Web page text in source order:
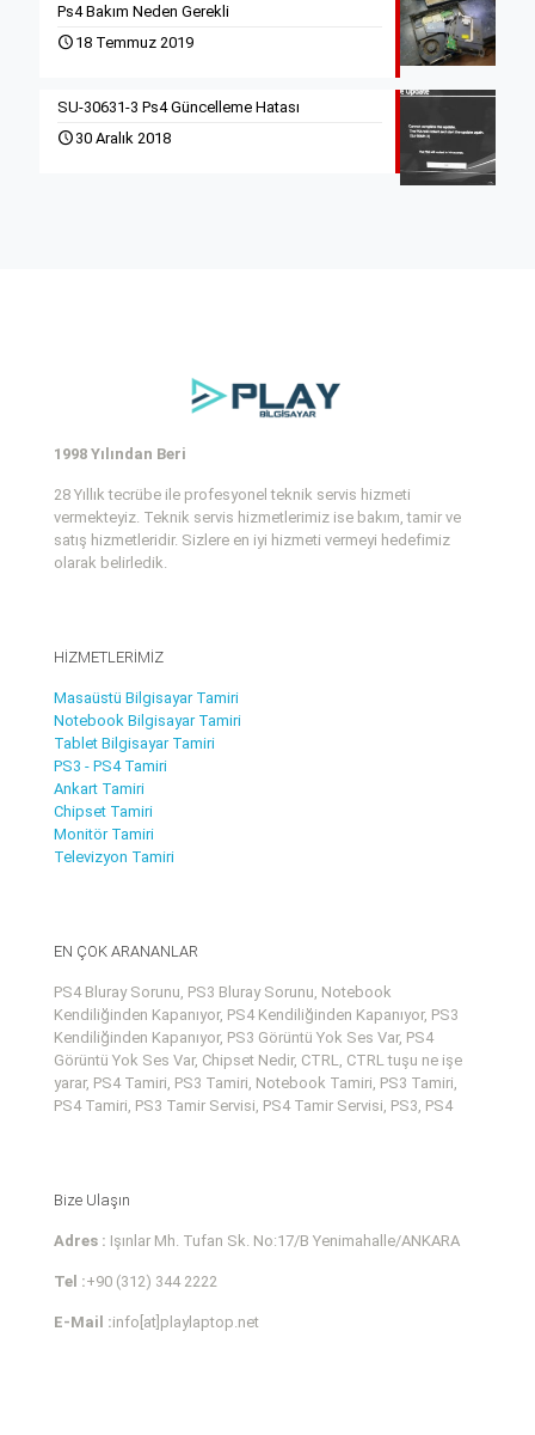
Ps4 Bakım Neden Gerekli
18 Temmuz 2019
SU-30631-3 Ps4 Güncelleme Hatası
30 Aralık 2018
1998 Yılından Beri
28 Yıllık tecrübe ile profesyonel teknik servis hizmeti
vermekteyiz. Teknik servis hizmetlerimiz ise bakım, tamir ve
satış hizmetleridir. Sizlere en iyi hizmeti vermeyi hedefimiz
olarak belirledik.
HİZMETLERİMİZ
Masaüstü Bilgisayar Tamiri
Notebook Bilgisayar Tamiri
Tablet Bilgisayar Tamiri
PS3 - PS4 Tamiri
Ankart Tamiri
Chipset Tamiri
Monitör Tamiri
Televizyon Tamiri
EN ÇOK ARANANLAR
PS4 Bluray Sorunu, PS3 Bluray Sorunu, Notebook
Kendiliğinden Kapanıyor, PS4 Kendiliğinden Kapanıyor, PS3
Kendiliğinden Kapanıyor, PS3 Görüntü Yok Ses Var, PS4
Görüntü Yok Ses Var, Chipset Nedir, CTRL, CTRL tuşu ne işe
yarar, PS4 Tamiri, PS3 Tamiri, Notebook Tamiri, PS3 Tamiri,
PS4 Tamiri, PS3 Tamir Servisi, PS4 Tamir Servisi, PS3, PS4
Bize Ulaşın
Adres : Işınlar Mh. Tufan Sk. No:17/B Yenimahalle/ANKARA
Tel :+90 (312) 344 2222
E-Mail :info[at]playlaptop.net